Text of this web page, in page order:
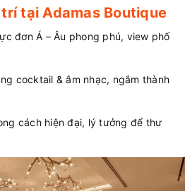
tại Adamas Boutique
đơn Á – Âu phong phú, view phố
cocktail & âm nhạc, ngắm thành
cách hiện đại, lý tưởng để thư